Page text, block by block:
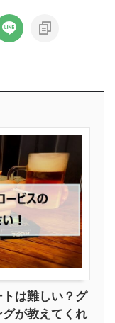
は難しい？グ
が教えてくれ